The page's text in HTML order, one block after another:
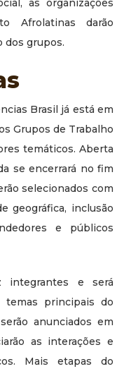
as organizações
Afrolatinas darão
dos grupos.
Brasil já está em
Grupos de Trabalho
temáticos. Aberta
se encerrará no fim
selecionados com
geográfica, inclusão
e públicos
integrantes e será
principais do
anunciados em
as interações e
Mais etapas do